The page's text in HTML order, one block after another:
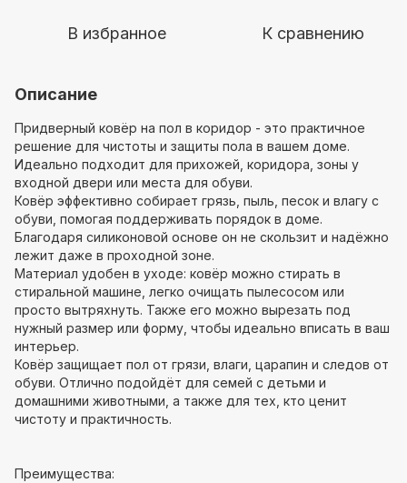
В избранное К сравнению
Описание
Придверный ковёр на пол в коридор - это практичное
решение для чистоты и защиты пола в вашем доме.
Идеально подходит для прихожей, коридора, зоны у
входной двери или места для обуви.
Ковёр эффективно собирает грязь, пыль, песок и влагу с
обуви, помогая поддерживать порядок в доме.
Благодаря силиконовой основе он не скользит и надёжно
лежит даже в проходной зоне.
Материал удобен в уходе: ковёр можно стирать в
стиральной машине, легко очищать пылесосом или
просто вытряхнуть. Также его можно вырезать под
нужный размер или форму, чтобы идеально вписать в ваш
интерьер.
Ковёр защищает пол от грязи, влаги, царапин и следов от
обуви. Отлично подойдёт для семей с детьми и
домашними животными, а также для тех, кто ценит
чистоту и практичность.
Преимущества: